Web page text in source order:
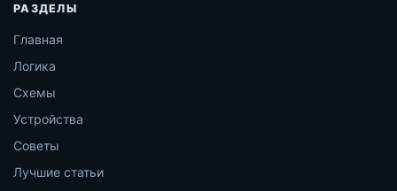
РАЗДЕЛЫ
Главная
Логика
Схемы
Устройства
Советы
Лучшие статьи